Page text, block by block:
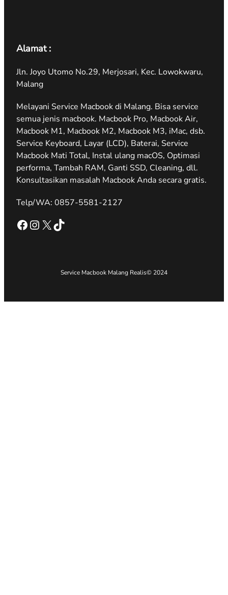
Alamat :
Jln. Joyo Utomo No.29, Merjosari, Kec. Lowokwaru,
Malang
Melayani Service Macbook di Malang. Bisa service
semua jenis macbook. Macbook Pro, Macbook Air,
Macbook M1, Macbook M2, Macbook M3, iMac, dsb.
Service Keyboard, Layar (LCD), Baterai, Service
Macbook Mati Total, Instal ulang macOS, Optimasi
performa, Tambah RAM, Ganti SSD, Cleaning, dll.
Konsultasikan masalah Macbook Anda secara gratis.
Telp/WA: 0857-5581-2127
Facebook Instagram X TikTok
Service Macbook Malang Realis© 2024